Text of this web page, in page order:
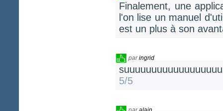
Finalement, une
l'on lise un manuel
est un plus à son
paringrid
5/5